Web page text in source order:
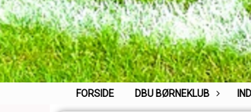
FORSIDE DBU BØRNEKLUB